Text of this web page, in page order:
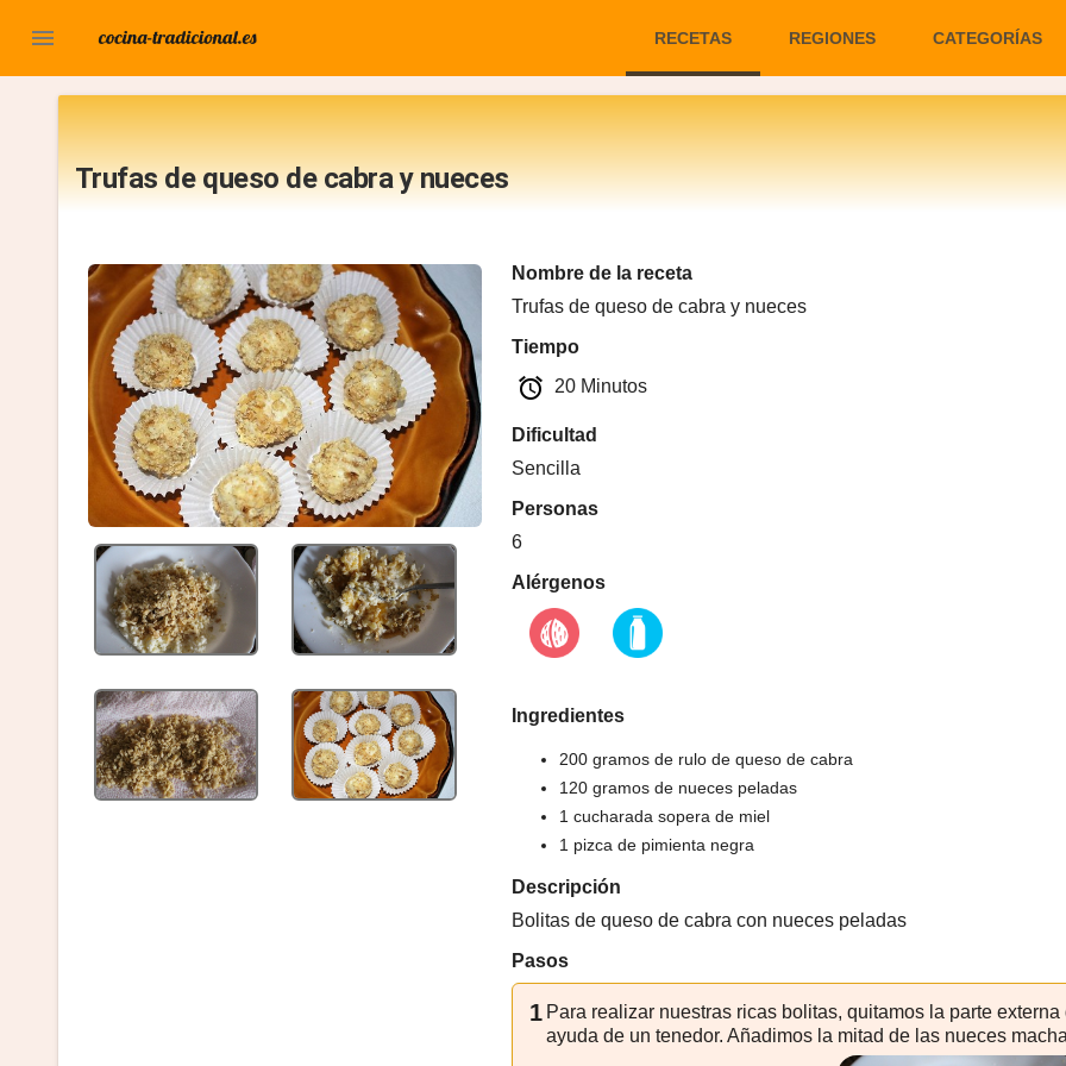
 RECETAS REGIONES CATEGORÍAS
Trufas de queso de cabra y nueces
Nombre de la receta
Trufas de queso de cabra y nueces
Tiempo
alarm 20 Minutos
Dificultad
Sencilla
Personas
6
Alérgenos
Ingredientes
200 gramos de rulo de queso de cabra
120 gramos de nueces peladas
1 cucharada sopera de miel
1 pizca de pimienta negra
Descripción
Bolitas de queso de cabra con nueces peladas
Pasos
1 Para realizar nuestras ricas bolitas, quitamos la parte
ayuda de un tenedor. Añadimos la mitad de las nueces